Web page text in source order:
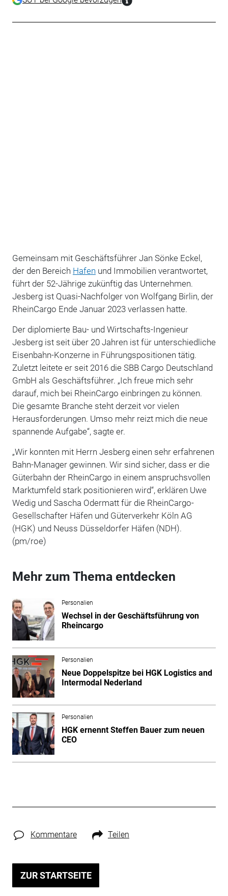
Gemeinsam mit Geschäftsführer Jan Sönke Eckel,
der den Bereich Hafen und Immobilien verantwortet,
führt der 52-Jährige zukünftig das Unternehmen.
Jesberg ist Quasi-Nachfolger von Wolfgang Birlin, der
RheinCargo Ende Januar 2023 verlassen hatte.
Der diplomierte Bau- und Wirtschafts-Ingenieur
Jesberg ist seit über 20 Jahren ist für unterschiedliche
Eisenbahn-Konzerne in Führungspositionen tätig.
Zuletzt leitete er seit 2016 die SBB Cargo Deutschland
GmbH als Geschäftsführer. „Ich freue mich sehr
darauf, mich bei RheinCargo einbringen zu können.
Die gesamte Branche steht derzeit vor vielen
Herausforderungen. Umso mehr reizt mich die neue
spannende Aufgabe“, sagte er.
„Wir konnten mit Herrn Jesberg einen sehr erfahrenen
Bahn-Manager gewinnen. Wir sind sicher, dass er die
Güterbahn der RheinCargo in einem anspruchsvollen
Marktumfeld stark positionieren wird“, erklären Uwe
Wedig und Sascha Odermatt für die RheinCargo-
Gesellschafter Häfen und Güterverkehr Köln AG
(HGK) und Neuss Düsseldorfer Häfen (NDH).
(pm/roe)
Mehr zum Thema entdecken
Personalien
Wechsel in der Geschäftsführung von
Rheincargo
Personalien
Neue Doppelspitze bei HGK Logistics and
Intermodal Nederland
Personalien
HGK ernennt Steffen Bauer zum neuen
CEO
Kommentare Teilen
ZUR STARTSEITE